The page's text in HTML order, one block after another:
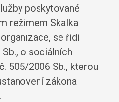
poskytované
režimem Skalka
se řídí
o sociálních
505/2006 Sb., kterou
zákona